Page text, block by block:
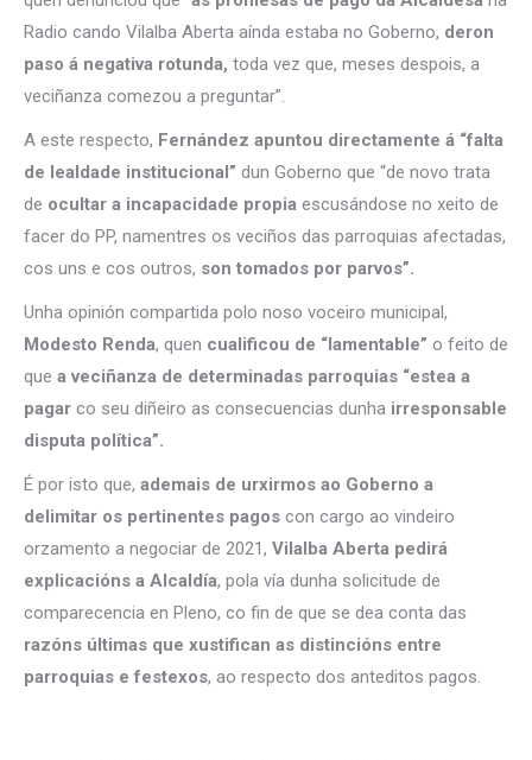
Radio cando Vilalba Aberta aínda estaba no Goberno, deron
paso á negativa rotunda, toda vez que, meses despois, a
veciñanza comezou a preguntar”.
A este respecto, Fernández apuntou directamente á “falta
de lealdade institucional” dun Goberno que “de novo trata
de ocultar a incapacidade propia escusándose no xeito de
facer do PP, namentres os veciños das parroquias afectadas,
cos uns e cos outros, son tomados por parvos”.
Unha opinión compartida polo noso voceiro municipal,
Modesto Renda, quen cualificou de “lamentable” o feito de
que a veciñanza de determinadas parroquias “estea a
pagar co seu diñeiro as consecuencias dunha irresponsable
disputa política”.
É por isto que, ademais de urxirmos ao Goberno a
delimitar os pertinentes pagos con cargo ao vindeiro
orzamento a negociar de 2021, Vilalba Aberta pedirá
explicacións a Alcaldía, pola vía dunha solicitude de
comparecencia en Pleno, co fin de que se dea conta das
razóns últimas que xustifican as distincións entre
parroquias e festexos, ao respecto dos anteditos pagos.